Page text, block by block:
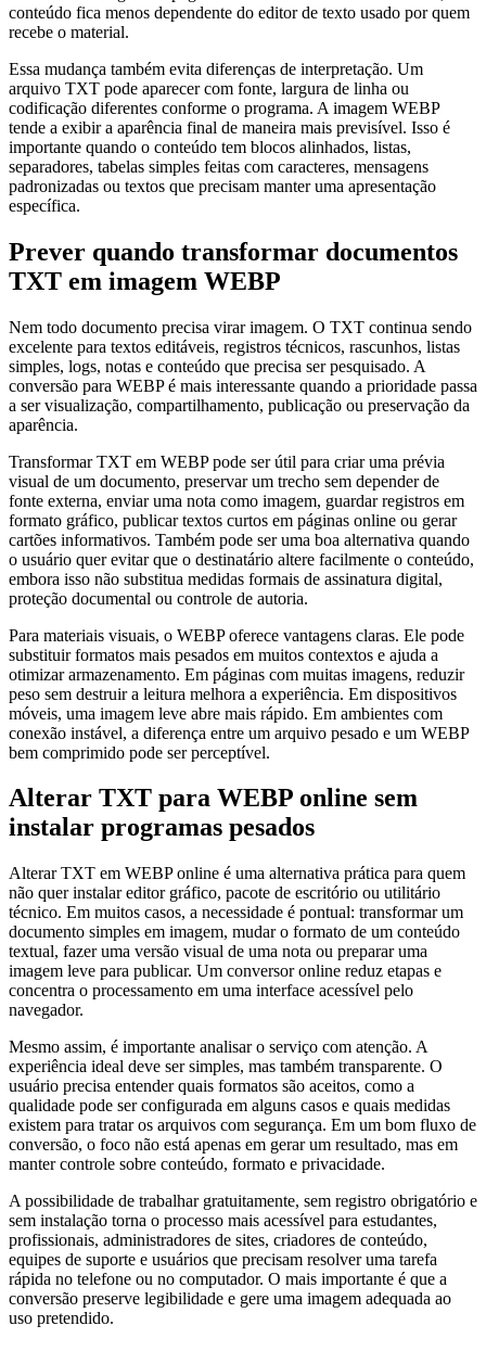
conteúdo fica menos dependente do editor de texto usado por quem
recebe o material.
Essa mudança também evita diferenças de interpretação. Um
arquivo TXT pode aparecer com fonte, largura de linha ou
codificação diferentes conforme o programa. A imagem WEBP
tende a exibir a aparência final de maneira mais previsível. Isso é
importante quando o conteúdo tem blocos alinhados, listas,
separadores, tabelas simples feitas com caracteres, mensagens
padronizadas ou textos que precisam manter uma apresentação
específica.
Prever quando transformar documentos
TXT em imagem WEBP
Nem todo documento precisa virar imagem. O TXT continua sendo
excelente para textos editáveis, registros técnicos, rascunhos, listas
simples, logs, notas e conteúdo que precisa ser pesquisado. A
conversão para WEBP é mais interessante quando a prioridade passa
a ser visualização, compartilhamento, publicação ou preservação da
aparência.
Transformar TXT em WEBP pode ser útil para criar uma prévia
visual de um documento, preservar um trecho sem depender de
fonte externa, enviar uma nota como imagem, guardar registros em
formato gráfico, publicar textos curtos em páginas online ou gerar
cartões informativos. Também pode ser uma boa alternativa quando
o usuário quer evitar que o destinatário altere facilmente o conteúdo,
embora isso não substitua medidas formais de assinatura digital,
proteção documental ou controle de autoria.
Para materiais visuais, o WEBP oferece vantagens claras. Ele pode
substituir formatos mais pesados em muitos contextos e ajuda a
otimizar armazenamento. Em páginas com muitas imagens, reduzir
peso sem destruir a leitura melhora a experiência. Em dispositivos
móveis, uma imagem leve abre mais rápido. Em ambientes com
conexão instável, a diferença entre um arquivo pesado e um WEBP
bem comprimido pode ser perceptível.
Alterar TXT para WEBP online sem
instalar programas pesados
Alterar TXT em WEBP online é uma alternativa prática para quem
não quer instalar editor gráfico, pacote de escritório ou utilitário
técnico. Em muitos casos, a necessidade é pontual: transformar um
documento simples em imagem, mudar o formato de um conteúdo
textual, fazer uma versão visual de uma nota ou preparar uma
imagem leve para publicar. Um conversor online reduz etapas e
concentra o processamento em uma interface acessível pelo
navegador.
Mesmo assim, é importante analisar o serviço com atenção. A
experiência ideal deve ser simples, mas também transparente. O
usuário precisa entender quais formatos são aceitos, como a
qualidade pode ser configurada em alguns casos e quais medidas
existem para tratar os arquivos com segurança. Em um bom fluxo de
conversão, o foco não está apenas em gerar um resultado, mas em
manter controle sobre conteúdo, formato e privacidade.
A possibilidade de trabalhar gratuitamente, sem registro obrigatório e
sem instalação torna o processo mais acessível para estudantes,
profissionais, administradores de sites, criadores de conteúdo,
equipes de suporte e usuários que precisam resolver uma tarefa
rápida no telefone ou no computador. O mais importante é que a
conversão preserve legibilidade e gere uma imagem adequada ao
uso pretendido.